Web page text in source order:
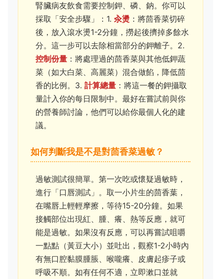
腎臟病友飲食需要控制鉀、磷、鈉。你可以
採取「安全步驟」：1. 汆燙 ：將茴香菜切碎
後，放入滾水燙1-2分鐘，撈起後擠掉多餘水
分。這一步可以去除相當部分的鉀離子。2.
控制份量 ：將處理過的茴香菜與其他低鉀蔬
菜（如大白菜、高麗菜）混合做餡，降低茴
香的比例。3. 計算總量 ：將這一餐的鉀攝取
量計入你的每日限制中。最好在嘗試前與你
的營養師討論，他們可以給你最個人化的建
議。
如何判斷我是不是對茴香菜過敏？
過敏測試很簡單。第一次吃或懷疑過敏時，
進行「口唇測試」。取一小片生的茴香葉，
在嘴唇上輕輕摩擦，等待15-20分鐘。如果
接觸部位出現紅、腫、癢、熱等反應，就可
能是過敏。如果沒有反應，可以再嘗試咀嚼
一點點（黃豆大小）並吐出，觀察1-2小時內
有無口腔黏膜腫脹、喉嚨癢、皮膚起疹子或
呼吸不順。如有任何不適，立即漱口並就